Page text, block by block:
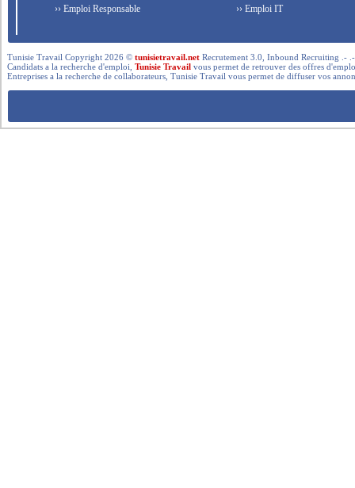
›› Emploi Responsable
›› Emploi IT
Tunisie Travail Copyright 2026 ©tunisietravail.net Recrutement 3.0, Inbound Recruiting .-
Candidats a la recherche d'emploi,Tunisie Travail vous permet de retrouver des offres
Entreprises a la recherche de collaborateurs, Tunisie Travail vous permet de diffuser vos